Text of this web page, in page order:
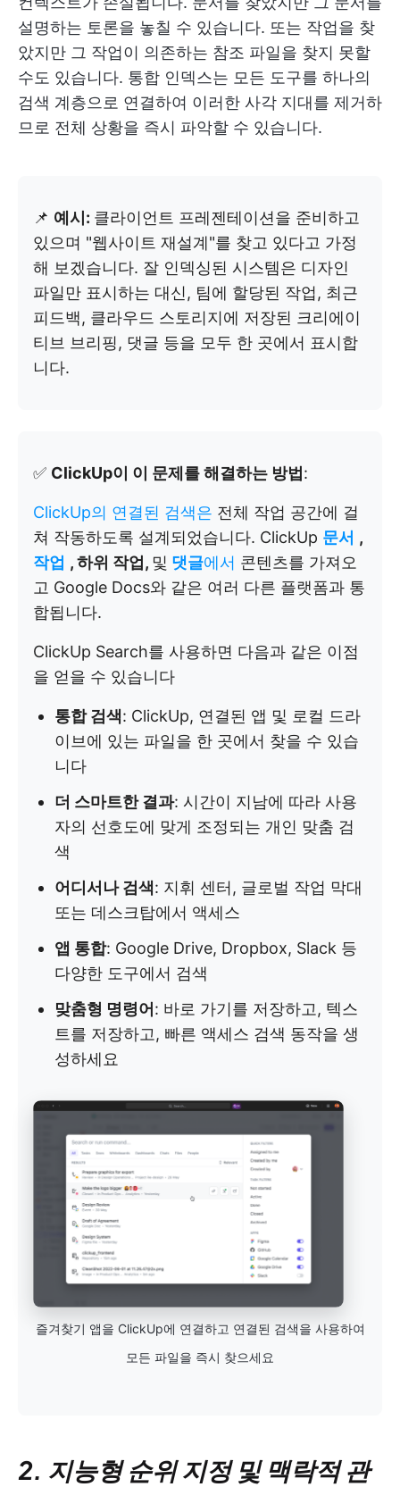
설명하는 토론을 놓칠 수 있습니다. 또는 작업을 찾
았지만 그 작업이 의존하는 참조 파일을 찾지 못할
수도 있습니다. 통합 인덱스는 모든 도구를 하나의
검색 계층으로 연결하여 이러한 사각 지대를 제거하
므로 전체 상황을 즉시 파악할 수 있습니다.
📌 예시: 클라이언트 프레젠테이션을 준비하고
있으며 "웹사이트 재설계"를 찾고 있다고 가정
해 보겠습니다. 잘 인덱싱된 시스템은 디자인
파일만 표시하는 대신, 팀에 할당된 작업, 최근
피드백, 클라우드 스토리지에 저장된 크리에이
티브 브리핑, 댓글 등을 모두 한 곳에서 표시합
니다.
✅ ClickUp이 이 문제를 해결하는 방법 :
ClickUp의 연결된 검색은 전체 작업 공간에 걸
쳐 작동하도록 설계되었습니다. ClickUp 문서 ,
작업 , 하위 작업, 및 댓글에서 콘텐츠를 가져오
고 Google Docs와 같은 여러 다른 플랫폼과 통
합됩니다.
ClickUp Search를 사용하면 다음과 같은 이점
을 얻을 수 있습니다
통합 검색: ClickUp, 연결된 앱 및 로컬 드라
이브에 있는 파일을 한 곳에서 찾을 수 있습
니다
더 스마트한 결과: 시간이 지남에 따라 사용
자의 선호도에 맞게 조정되는 개인 맞춤 검
색
어디서나 검색: 지휘 센터, 글로벌 작업 막대
또는 데스크탑에서 액세스
앱 통합: Google Drive, Dropbox, Slack 등
다양한 도구에서 검색
맞춤형 명령어 : 바로 가기를 저장하고, 텍스
트를 저장하고, 빠른 액세스 검색 동작을 생
성하세요
즐겨찾기 앱을 ClickUp에 연결하고 연결된 검색을 사용하여
모든 파일을 즉시 찾으세요
2. 지능형 순위 지정 및 맥락적 관